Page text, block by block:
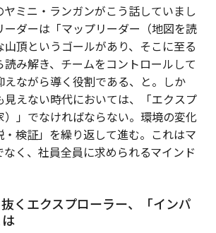
ヤミニ・ランガンがこう話していまし
ーダーは「マップリーダー（地図を読
頂というゴールがあり、そこに至る
み解き、チームをコントロールして
ながら導く役割である、と。しか
見えない時代においては、「エクスプ
）」でなければならない。環境の変化
・検証」を繰り返して進む。これはマ
なく、社員全員に求められるマインド
くエクスプローラー、「インパ